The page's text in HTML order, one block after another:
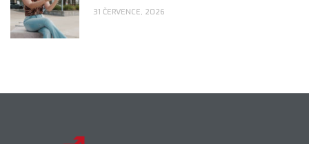
31 ČERVENCE, 2026